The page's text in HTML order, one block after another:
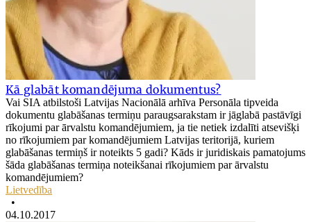
Kā glabāt komandējuma dokumentus?
Vai SIA atbilstoši Latvijas Nacionālā arhīva Personāla tipveida
dokumentu glabāšanas termiņu paraugsarakstam ir jāglabā pastāvīgi
rīkojumi par ārvalstu komandējumiem, ja tie netiek izdalīti atsevišķi
no rīkojumiem par komandējumiem Latvijas teritorijā, kuriem
glabāšanas termiņš ir noteikts 5 gadi? Kāds ir juridiskais pamatojums
šāda glabāšanas termiņa noteikšanai rīkojumiem par ārvalstu
komandējumiem?
Lietvedība
•
04.10.2017